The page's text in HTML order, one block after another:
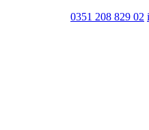
0351 208 829 02